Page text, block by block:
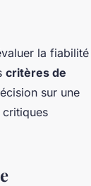
la fiabilité
critères de
sur une
critiques